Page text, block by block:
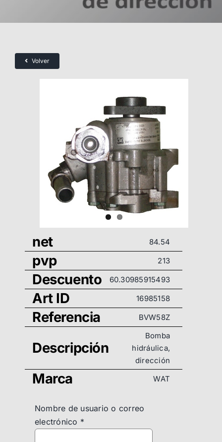
Volver
net 84.54
pvp 213
Descuento 60.30985915493
Art ID 16985158
Referencia BVW58Z
Descripción
Bomba
hidráulica,
dirección
Marca WAT
Nombre de usuario o correo
electrónico *